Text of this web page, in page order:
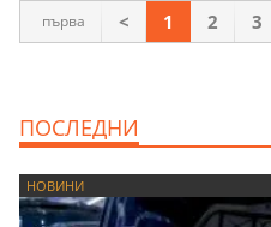
първа < 1 2 3
ПОСЛЕДНИ
НОВИНИ